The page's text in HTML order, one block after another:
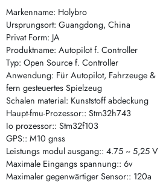
Markenname: Holybro
Ursprungsort: Guangdong, China
Privat Form: JA
Produktname: Autopilot f. Controller
Typ: Open Source f. Controller
Anwendung: Für Autopilot, Fahrzeuge &
fern gesteuertes Spielzeug
Schalen material: Kunststoff abdeckung
Haupt-fmu-Prozessor:: Stm32h743
Io prozessor:: Stm32f103
GPS:: M10 gnss
Leistungs modul ausgang:: 4.75 ~ 5,25 V
Maximale Eingangs spannung:: 6v
Maximaler gegenwärtiger Sensor:: 120a